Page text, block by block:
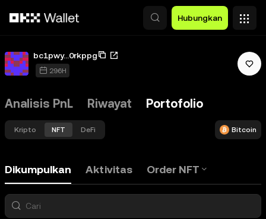
Hubungkan
bc1pwy...0rkppg
296H
Analisis PnL Riwayat Portofolio
Kripto NFT DeFi Bitcoin
Dikumpulkan Aktivitas Order NFT